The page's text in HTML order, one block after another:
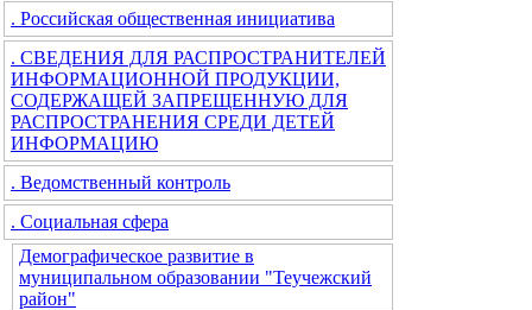
. Российская общественная инициатива
. СВЕДЕНИЯ ДЛЯ РАСПРОСТРАНИТЕЛЕЙ
ИНФОРМАЦИОННОЙ ПРОДУКЦИИ,
СОДЕРЖАЩЕЙ ЗАПРЕЩЕННУЮ ДЛЯ
РАСПРОСТРАНЕНИЯ СРЕДИ ДЕТЕЙ
ИНФОРМАЦИЮ
. Ведомственный контроль
. Социальная сфера
Демографическое развитие в
муниципальном образовании "Теучежский
район"